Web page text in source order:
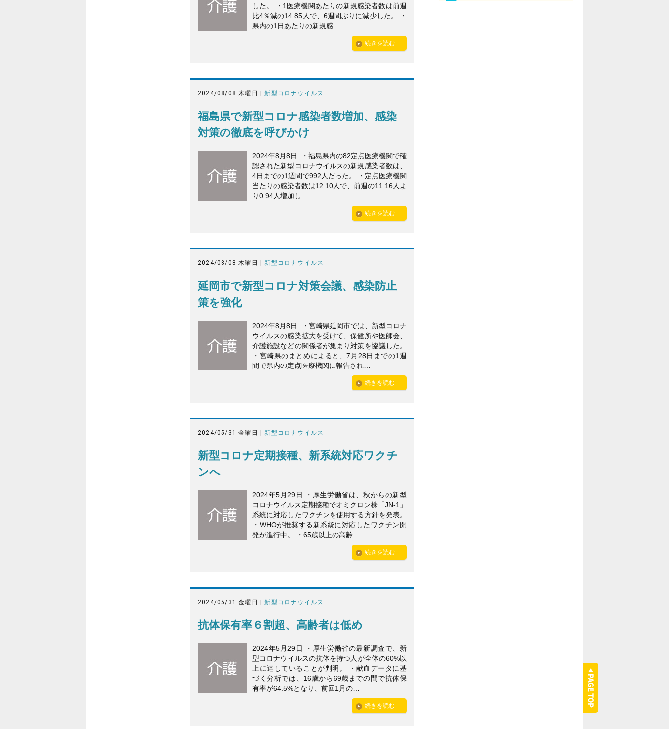
した。 ・1医療機関あたりの新規感染者数は前週
比4％減の14.85人で、6週間ぶりに減少した。 ・
県内の1日あたりの新規感…
続きを読む
2024/08/08 木曜日 |新型コロナウイルス
福島県で新型コロナ感染者数増加、感染
対策の徹底を呼びかけ
2024年8月8日 ・福島県内の82定点医療機関で確
認された新型コロナウイルスの新規感染者数は、
4日までの1週間で992人だった。 ・定点医療機関
当たりの感染者数は12.10人で、前週の11.16人よ
り0.94人増加し…
続きを読む
2024/08/08 木曜日 |新型コロナウイルス
延岡市で新型コロナ対策会議、感染防止
策を強化
2024年8月8日 ・宮崎県延岡市では、新型コロナ
ウイルスの感染拡大を受けて、保健所や医師会、
介護施設などの関係者が集まり対策を協議した。
・宮崎県のまとめによると、7月28日までの1週
間で県内の定点医療機関に報告され…
続きを読む
2024/05/31 金曜日 |新型コロナウイルス
新型コロナ定期接種、新系統対応ワクチ
ンへ
2024年5月29日 ・厚生労働省は、秋からの新型
コロナウイルス定期接種でオミクロン株「JN-1」
系統に対応したワクチンを使用する方針を発表。
・WHOが推奨する新系統に対応したワクチン開
発が進行中。 ・65歳以上の高齢…
続きを読む
2024/05/31 金曜日 |新型コロナウイルス
抗体保有率６割超、高齢者は低め
2024年5月29日 ・厚生労働省の最新調査で、新
型コロナウイルスの抗体を持つ人が全体の60%以
上に達していることが判明。 ・献血データに基
づく分析では、16歳から69歳までの間で抗体保
有率が64.5%となり、前回1月の…
続きを読む